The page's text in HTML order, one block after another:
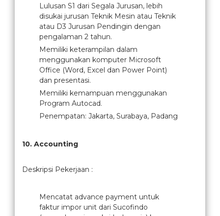
Lulusan S1 dari Segala Jurusan, lebih
disukai jurusan Teknik Mesin atau Teknik
atau D3 Jurusan Pendingin dengan
pengalaman 2 tahun.
Memiliki keterampilan dalam
menggunakan komputer Microsoft
Office (Word, Excel dan Power Point)
dan presentasi.
Memiliki kemampuan menggunakan
Program Autocad.
Penempatan: Jakarta, Surabaya, Padang
10. Accounting
Deskripsi Pekerjaan :
Mencatat advance payment untuk
faktur impor unit dari Sucofindo